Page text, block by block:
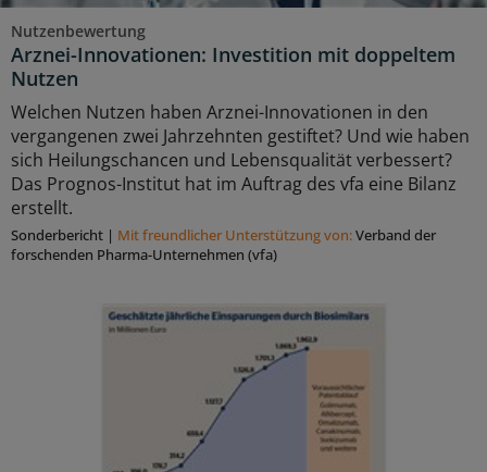
Nutzenbewertung
Arznei-Innovationen: Investition mit doppeltem
Nutzen
Welchen Nutzen haben Arznei-Innovationen in den
vergangenen zwei Jahrzehnten gestiftet? Und wie haben
sich Heilungschancen und Lebensqualität verbessert?
Das Prognos-Institut hat im Auftrag des vfa eine Bilanz
erstellt.
Sonderbericht | Mit freundlicher Unterstützung von:Verband der
forschenden Pharma-Unternehmen (vfa)